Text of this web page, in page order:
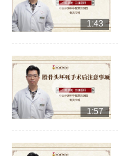
1:43
1:57